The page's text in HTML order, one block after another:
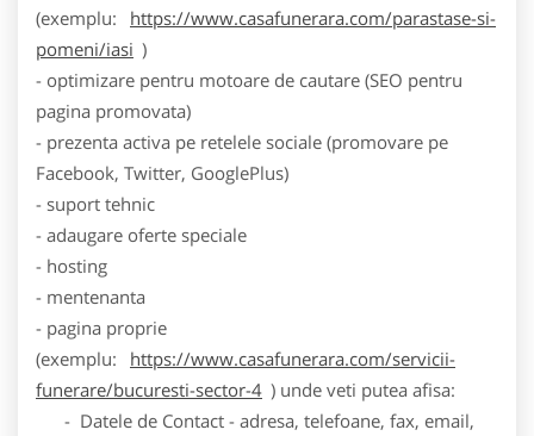
(exemplu:
https://www.casafunerara.com/parastase-si-
pomeni/iasi )
- optimizare pentru motoare de cautare (SEO pentru
pagina promovata)
- prezenta activa pe retelele sociale (promovare pe
Facebook, Twitter, GooglePlus)
- suport tehnic
- adaugare oferte speciale
- hosting
- mentenanta
- pagina proprie
(exemplu:
https://www.casafunerara.com/servicii-
funerare/bucuresti-sector-4 ) unde veti putea afisa:
- Datele de Contact - adresa, telefoane, fax, email,